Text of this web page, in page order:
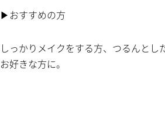
▶おすすめの方
しっかりメイクをする方、つるんとし
お好きな方に。